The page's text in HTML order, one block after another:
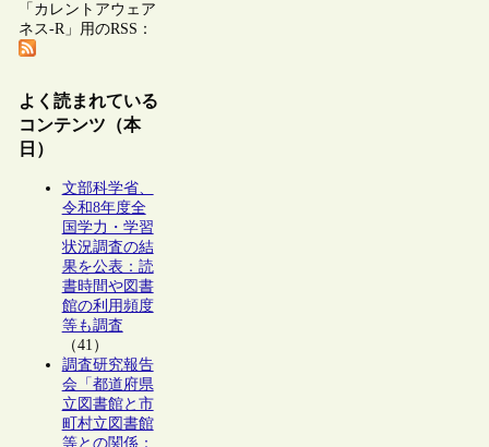
「カレントアウェア
ネス-R」用のRSS：
よく読まれている
コンテンツ（本
日）
文部科学省、
令和8年度全
国学力・学習
状況調査の結
果を公表：読
書時間や図書
館の利用頻度
等も調査
（41）
調査研究報告
会「都道府県
立図書館と市
町村立図書館
等との関係：